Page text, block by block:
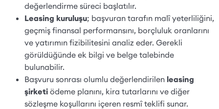
değerlendirme süreci başlatılır.
Leasing kuruluşu; başvuran tarafın malî yeterliliğini,
geçmiş finansal performansını, borçluluk oranlarını
ve yatırımın fizibilitesini analiz eder. Gerekli
görüldüğünde ek bilgi ve belge talebinde
bulunabilir.
Başvuru sonrası olumlu değerlendirilen leasing
şirketi ödeme planını, kira tutarlarını ve diğer
sözleşme koşullarını içeren resmî teklifi sunar.